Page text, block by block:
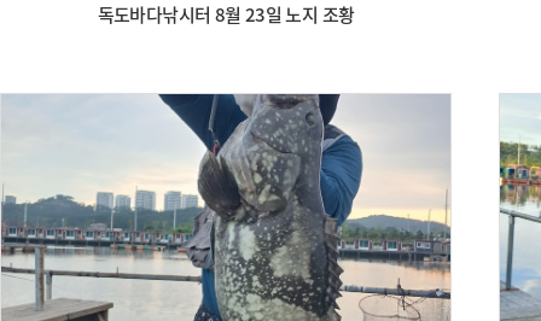
독도바다낚시터 8월 23일 노지 조황